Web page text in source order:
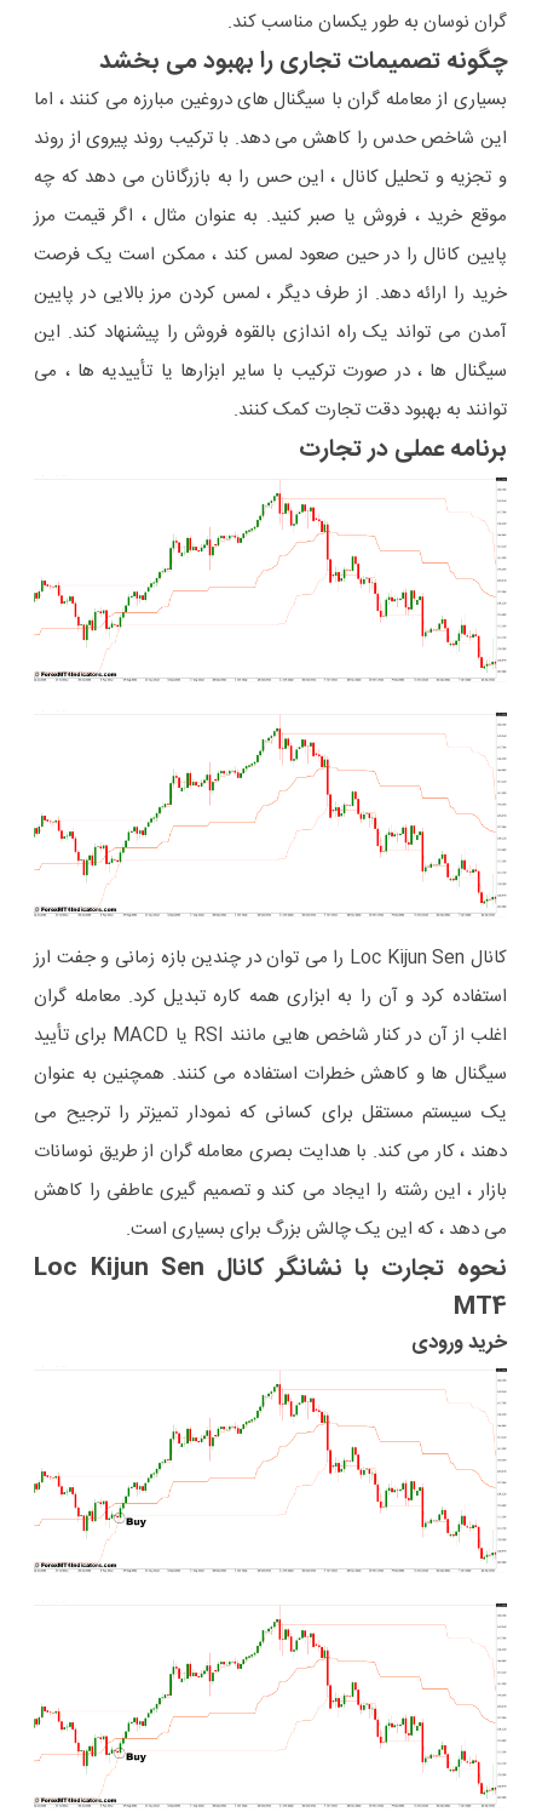
گران نوسان به طور یکسان مناسب کند.
چگونه تصمیمات تجاری را بهبود می بخشد
بسیاری از معامله گران با سیگنال های دروغین مبارزه می کنند ، اما
این شاخص حدس را کاهش می دهد. با ترکیب روند پیروی از روند
و تجزیه و تحلیل کانال ، این حس را به بازرگانان می دهد که چه
موقع خرید ، فروش یا صبر کنید. به عنوان مثال ، اگر قیمت مرز
پایین کانال را در حین صعود لمس کند ، ممکن است یک فرصت
خرید را ارائه دهد. از طرف دیگر ، لمس کردن مرز بالایی در پایین
آمدن می تواند یک راه اندازی بالقوه فروش را پیشنهاد کند. این
سیگنال ها ، در صورت ترکیب با سایر ابزارها یا تأییدیه ها ، می
توانند به بهبود دقت تجارت کمک کنند.
برنامه عملی در تجارت
کانال Loc Kijun Sen را می توان در چندین بازه زمانی و جفت ارز
استفاده کرد و آن را به ابزاری همه کاره تبدیل کرد. معامله گران
اغلب از آن در کنار شاخص هایی مانند RSI یا MACD برای تأیید
سیگنال ها و کاهش خطرات استفاده می کنند. همچنین به عنوان
یک سیستم مستقل برای کسانی که نمودار تمیزتر را ترجیح می
دهند ، کار می کند. با هدایت بصری معامله گران از طریق نوسانات
بازار ، این رشته را ایجاد می کند و تصمیم گیری عاطفی را کاهش
می دهد ، که این یک چالش بزرگ برای بسیاری است.
نحوه تجارت با نشانگر کانال Loc Kijun Sen
MT4
خرید ورودی